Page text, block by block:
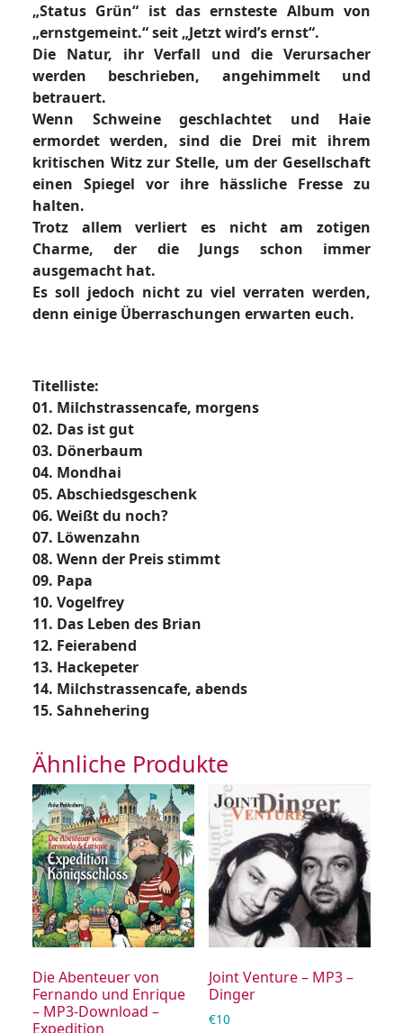
„Status Grün“ ist das ernsteste Album von
„ernstgemeint.“ seit „Jetzt wird’s ernst“.
Die Natur, ihr Verfall und die Verursacher
werden beschrieben, angehimmelt und
betrauert.
Wenn Schweine geschlachtet und Haie
ermordet werden, sind die Drei mit ihrem
kritischen Witz zur Stelle, um der Gesellschaft
einen Spiegel vor ihre hässliche Fresse zu
halten.
Trotz allem verliert es nicht am zotigen
Charme, der die Jungs schon immer
ausgemacht hat.
Es soll jedoch nicht zu viel verraten werden,
denn einige Überraschungen erwarten euch.
Titelliste:
01. Milchstrassencafe, morgens
02. Das ist gut
03. Dönerbaum
04. Mondhai
05. Abschiedsgeschenk
06. Weißt du noch?
07. Löwenzahn
08. Wenn der Preis stimmt
09. Papa
10. Vogelfrey
11. Das Leben des Brian
12. Feierabend
13. Hackepeter
14. Milchstrassencafe, abends
15. Sahnehering
Ähnliche Produkte
Die Abenteuer von
Fernando und Enrique
– MP3-Download –
Expedition
Joint Venture – MP3 –
Dinger
€10